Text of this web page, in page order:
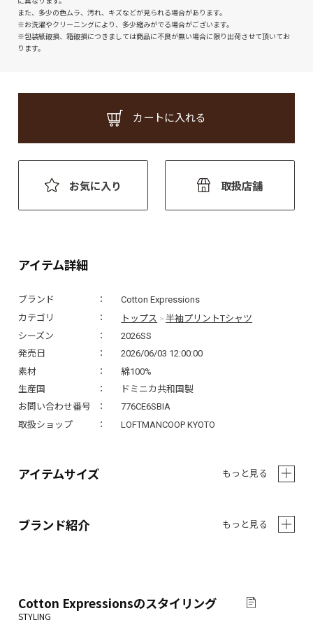
また、多少の色ムラ、汚れ、キズなどが見られる場合があります。
※お洗濯やクリーニングにより、多少縮みがでる場合がございます。
※包装紙破損、箱破損につきましては商品に不良が無い場合に限り出荷させて頂いてお
ります。
カートに入れる
お気に入り 取扱店舗
アイテム詳細
ブランド
Cotton Expressions
カテゴリ
トップス >半袖プリントTシャツ
シーズン
2026SS
発売日
2026/06/03 12:00:00
素材
綿100%
生産国
ドミニカ共和国製
お問い合わせ番号
776CE6SBIA
取扱ショップ
LOFTMANCOOP KYOTO
アイテムサイズ もっと見る
ブランド紹介 もっと見る
Cotton Expressionsのスタイリング